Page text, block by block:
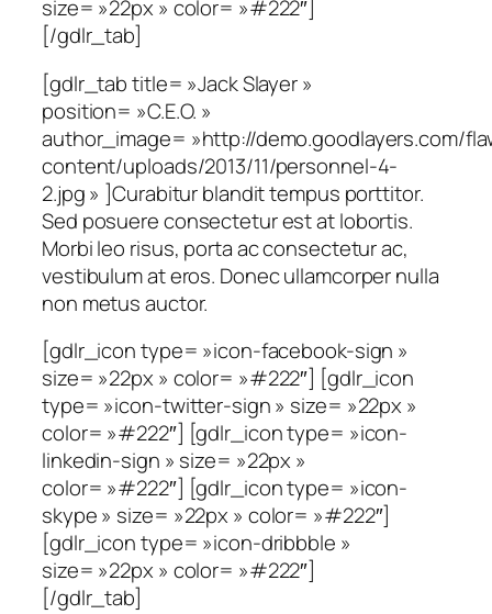
size= »22px » color= »#222″]
[/gdlr_tab]
[gdlr_tab title= »Jack Slayer »
position= »C.E.O. »
author_image= »http://demo.goodlayers.com/
content/uploads/2013/11/personnel-4-
2.jpg » ]Curabitur blandit tempus porttitor.
Sed posuere consectetur est at lobortis.
Morbi leo risus, porta ac consectetur ac,
vestibulum at eros. Donec ullamcorper nulla
non metus auctor.
[gdlr_icon type= »icon-facebook-sign »
size= »22px » color= »#222″] [gdlr_icon
type= »icon-twitter-sign » size= »22px »
color= »#222″] [gdlr_icon type= »icon-
linkedin-sign » size= »22px »
color= »#222″] [gdlr_icon type= »icon-
skype » size= »22px » color= »#222″]
[gdlr_icon type= »icon-dribbble »
size= »22px » color= »#222″]
[/gdlr_tab]